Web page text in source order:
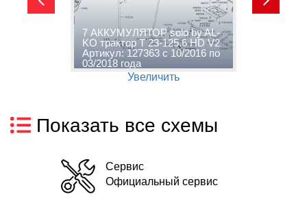
7 АККУМУЛЯТОР solo by AL-
KO трактор T 23-125.6 HD V2
Артикул: 127363 с 10/2016 по
03/2018 года
Увеличить
Показать все схемы
Сервис
Официальный сервис